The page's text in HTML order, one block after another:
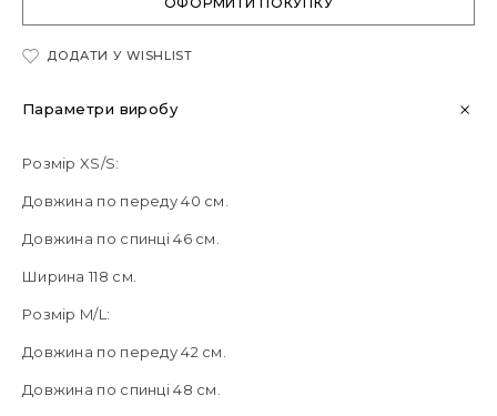
ДОДАТИ У WISHLIST
Параметри виробу
Розмір XS/S:
Довжина по переду 40 см.
Довжина по спинці 46 см.
Ширина 118 см.
Розмір M/L:
Довжина по переду 42 см.
Довжина по спинці 48 см.